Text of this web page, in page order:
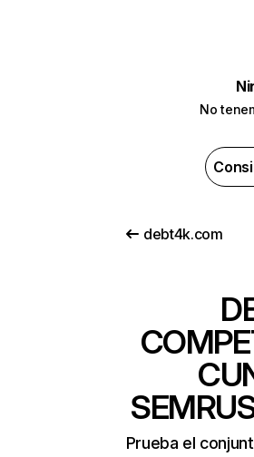
No
debt4k.com
Prueba el